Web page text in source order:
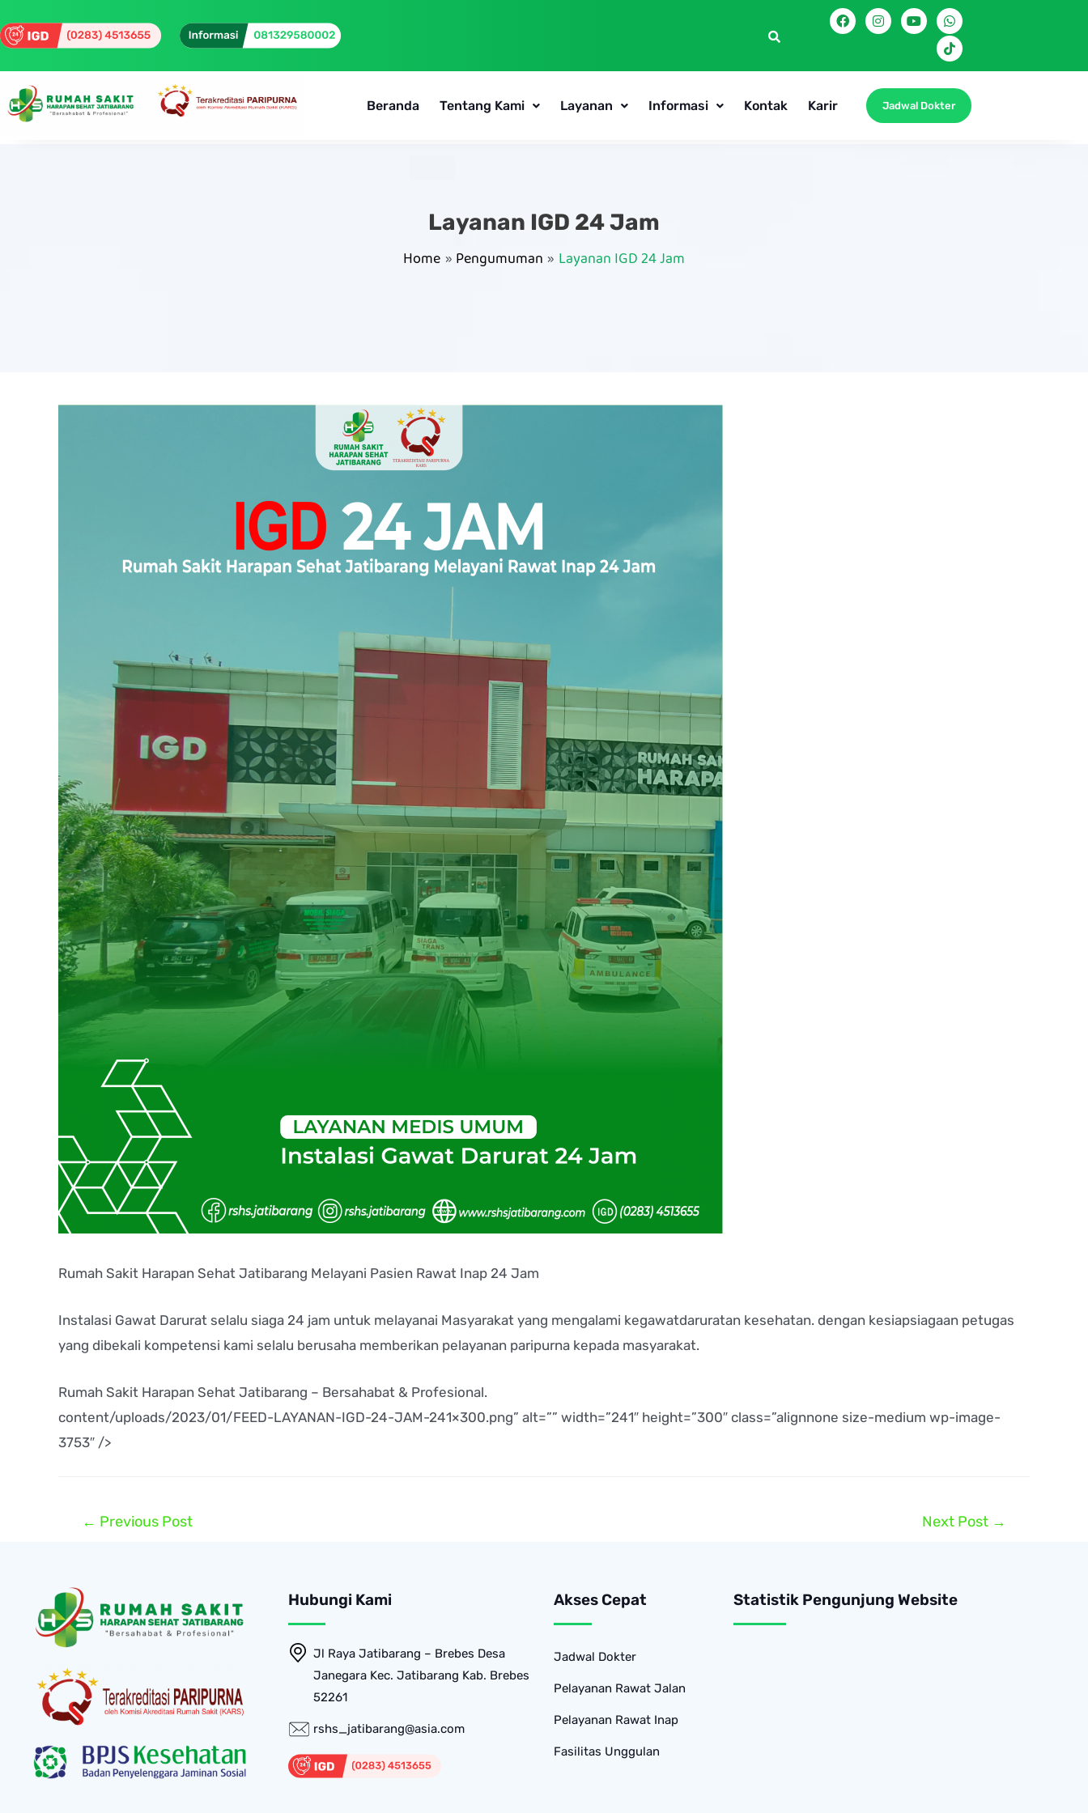
Beranda Tentang Kami Layanan Informasi Kontak Karir Jadwal Dokter
Home Pengumuman Layanan IGD 24 Jam
Layanan IGD 24 Jam
Rumah Sakit Harapan Sehat Jatibarang Melayani Pasien Rawat Inap 24 Jam
Instalasi Gawat Darurat selalu siaga 24 jam untuk melayanai Masyarakat yang mengalami kegawatdaruratan kesehatan. dengan kesiapsiagaan petugas
yang dibekali kompetensi kami selalu berusaha memberikan pelayanan paripurna kepada masyarakat.
Rumah Sakit Harapan Sehat Jatibarang – Bersahabat & Profesional.
content/uploads/2023/01/FEED-LAYANAN-IGD-24-JAM-241×300.png” alt=”” width=”241″ height=”300″ class=”alignnone size-medium wp-image-
3753″ />
← Previous Post Next Post →
Hubungi Kami
Jl Raya Jatibarang – Brebes Desa
Janegara Kec. Jatibarang Kab. Brebes
52261
rshs_jatibarang@asia.com
Akses Cepat
Jadwal Dokter
Pelayanan Rawat Jalan
Pelayanan Rawat Inap
Fasilitas Unggulan
Statistik Pengunjung Website